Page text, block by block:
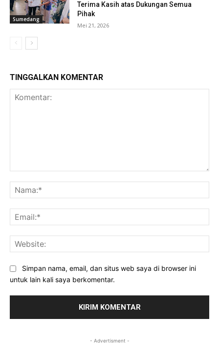
Sumedang
Terima Kasih atas Dukungan Semua
Pihak
Mei 21, 2026
TINGGALKAN KOMENTAR
Simpan nama, email, dan situs web saya di browser ini
untuk lain kali saya berkomentar.
- Advertisment -